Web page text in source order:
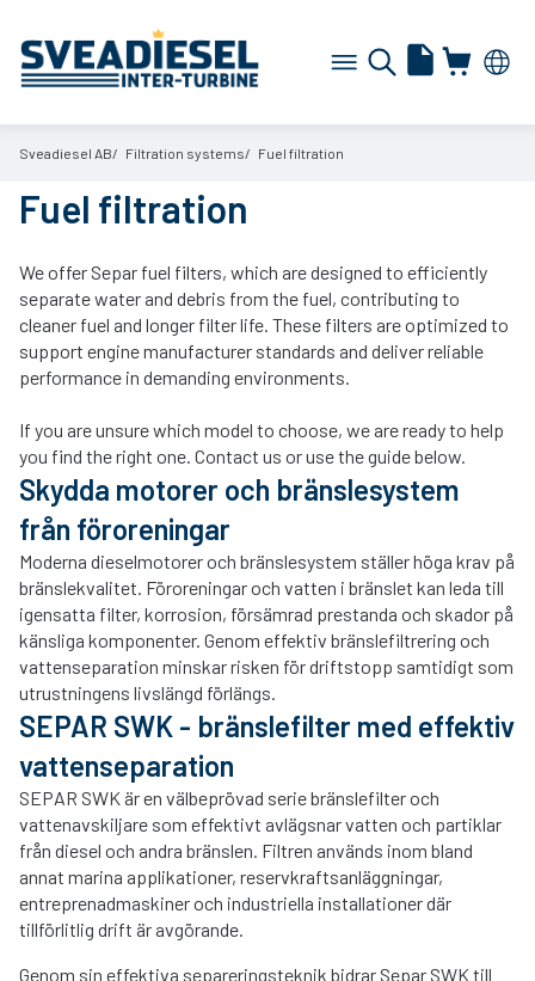
Sveadiesel AB Filtration systems Fuel filtration
Fuel filtration
We offer Separ fuel filters, which are designed to efficiently
separate water and debris from the fuel, contributing to
cleaner fuel and longer filter life. These filters are optimized to
support engine manufacturer standards and deliver reliable
performance in demanding environments.
If you are unsure which model to choose, we are ready to help
you find the right one. Contact us or use the guide below.
Skydda motorer och bränslesystem
från föroreningar
Moderna dieselmotorer och bränslesystem ställer höga krav på
bränslekvalitet. Föroreningar och vatten i bränslet kan leda till
igensatta filter, korrosion, försämrad prestanda och skador på
känsliga komponenter. Genom effektiv bränslefiltrering och
vattenseparation minskar risken för driftstopp samtidigt som
utrustningens livslängd förlängs.
SEPAR SWK - bränslefilter med effektiv
vattenseparation
SEPAR SWK är en välbeprövad serie bränslefilter och
vattenavskiljare som effektivt avlägsnar vatten och partiklar
från diesel och andra bränslen. Filtren används inom bland
annat marina applikationer, reservkraftsanläggningar,
entreprenadmaskiner och industriella installationer där
tillförlitlig drift är avgörande.
Genom sin effektiva separeringsteknik bidrar Separ SWK till